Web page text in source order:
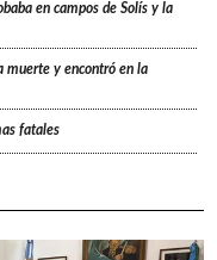
en campos de Solís y la
muerte y encontró en la
fatales